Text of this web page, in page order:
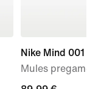
Nike Mind 001
Mules pregame